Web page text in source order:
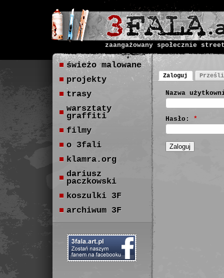
zaangażowany społecznie
Zaloguj
Nazwa
Hasło: *
świeżo malowane
projekty
trasy
warsztaty
graffiti
filmy
o 3fali
klamra.org
dariusz
paczkowski
koszulki 3F
archiwum 3F